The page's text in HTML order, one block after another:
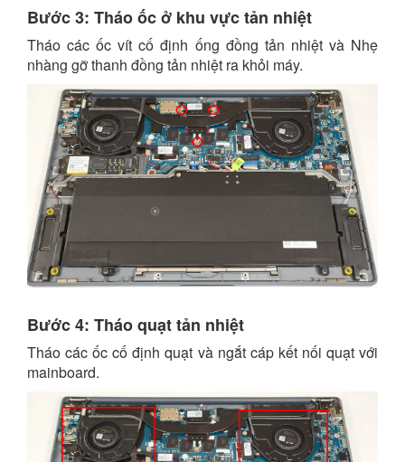
Bước 3: Tháo ốc ở khu vực tản nhiệt
Tháo các ốc vít cố định ống đồng tản nhiệt và Nhẹ
nhàng gỡ thanh đồng tản nhiệt ra khỏi máy.
Bước 4: Tháo quạt tản nhiệt
Tháo các ốc cố định quạt và ngắt cáp kết nối quạt với
mainboard.